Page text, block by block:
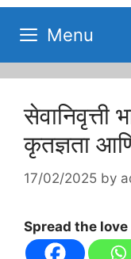
Menu
सेवानिवृत्ती
कृतज्ञता
17/02/2025 by
Spread the love